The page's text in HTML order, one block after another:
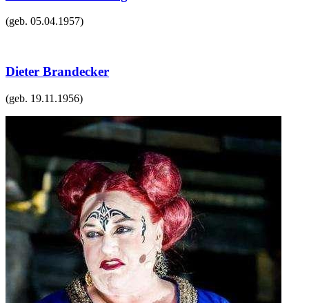
(geb. 05.04.1957)
Dieter Brandecker
(geb. 19.11.1956)